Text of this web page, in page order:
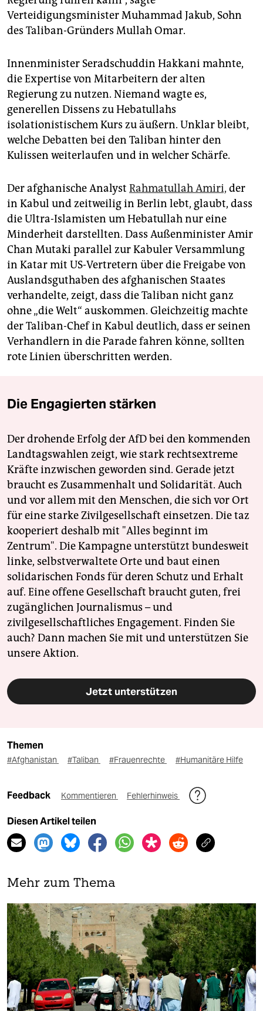
Verteidigungsminister Muhammad Jakub, Sohn
des Taliban-Gründers Mullah Omar.
Innenminister Seradschuddin Hakkani mahnte,
die Expertise von Mitarbeitern der alten
Regierung zu nutzen. Niemand wagte es,
generellen Dissens zu Hebatullahs
isolationistischem Kurs zu äußern. Unklar bleibt,
welche Debatten bei den Taliban hinter den
Kulissen weiterlaufen und in welcher Schärfe.
Der afghanische Analyst Rahmatullah Amiri, der
in Kabul und zeitweilig in Berlin lebt, glaubt, dass
die Ultra-Islamisten um Hebatullah nur eine
Minderheit darstellten. Dass Außenminister Amir
Chan Mutaki parallel zur Kabuler Versammlung
in Katar mit US-Vertretern über die Freigabe von
Auslandsguthaben des afghanischen Staates
verhandelte, zeigt, dass die Taliban nicht ganz
ohne „die Welt“ auskommen. Gleichzeitig machte
der Taliban-Chef in Kabul deutlich, dass er seinen
Verhandlern in die Parade fahren könne, sollten
rote Linien überschritten werden.
Die Engagierten stärken
Der drohende Erfolg der AfD bei den kommenden
Landtagswahlen zeigt, wie stark rechtsextreme
Kräfte inzwischen geworden sind. Gerade jetzt
braucht es Zusammenhalt und Solidarität. Auch
und vor allem mit den Menschen, die sich vor Ort
für eine starke Zivilgesellschaft einsetzen. Die taz
kooperiert deshalb mit "Alles beginnt im
Zentrum". Die Kampagne unterstützt bundesweit
linke, selbstverwaltete Orte und baut einen
solidarischen Fonds für deren Schutz und Erhalt
auf. Eine offene Gesellschaft braucht guten, frei
zugänglichen Journalismus – und
zivilgesellschaftliches Engagement. Finden Sie
auch? Dann machen Sie mit und unterstützen Sie
unsere Aktion.
Jetzt unterstützen
Themen
#Afghanistan #Taliban #Frauenrechte #Humanitäre Hilfe
Feedback Kommentieren Fehlerhinweis
Diesen Artikel teilen
Mehr zum Thema